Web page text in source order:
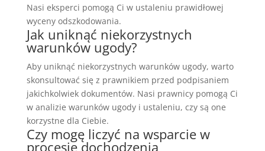
Nasi eksperci pomogą Ci w ustaleniu prawidłowej
wyceny odszkodowania.
Jak uniknąć niekorzystnych
warunków ugody?
Aby uniknąć niekorzystnych warunków ugody, warto
skonsultować się z prawnikiem przed podpisaniem
jakichkolwiek dokumentów. Nasi prawnicy pomogą Ci
w analizie warunków ugody i ustaleniu, czy są one
korzystne dla Ciebie.
Czy mogę liczyć na wsparcie w
procesie dochodzenia